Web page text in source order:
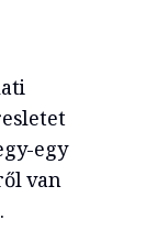
egy
van